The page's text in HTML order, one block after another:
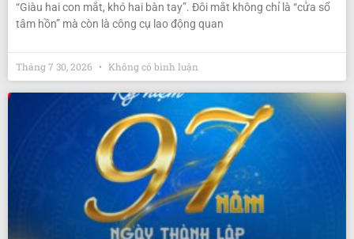
“Giàu hai con mắt, khó hai bàn tay”. Đôi mắt không chỉ là “cửa sổ
tâm hồn” mà còn là công cụ lao động quan
Tháng 7 30, 2026 Không có bình luận